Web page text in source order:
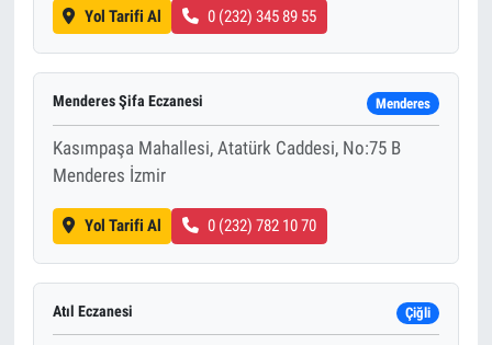
Yol Tarifi Al 0 (232) 345 89 55
Menderes Şifa Eczanesi Menderes
Kasımpaşa Mahallesi, Atatürk Caddesi, No:75 B
Menderes İzmir
Yol Tarifi Al 0 (232) 782 10 70
Atıl Eczanesi Çiğli